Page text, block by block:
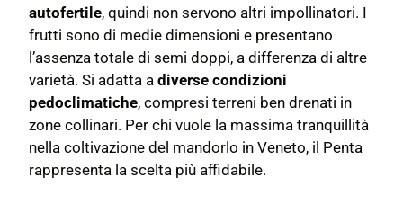
autofertile, quindi non servono altri impollinatori. I
frutti sono di medie dimensioni e presentano
l’assenza totale di semi doppi, a differenza di altre
varietà. Si adatta adiverse condizioni
pedoclimatiche, compresi terreni ben drenati in
zone collinari. Per chi vuole la massima tranquillità
nella coltivazione del mandorlo in Veneto, il Penta
rappresenta la scelta più affidabile.